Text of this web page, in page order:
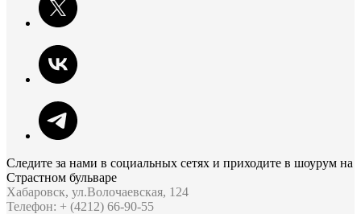
Следите за нами в социальных сетях и приходите в шоурум на
Страстном бульваре
Хабаровск, ул.Волочаевская, 124
Телефон: + (4212) 66-90-55